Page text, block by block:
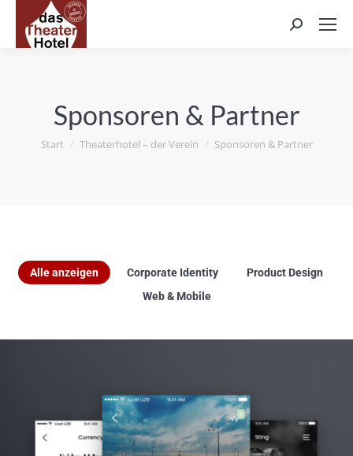
Search:
Sponsoren & Partner
Sie befinden sich hier:
Start Theaterhotel – der Verein Sponsoren & Partner
Alle anzeigen Corporate Identity
Product Design
Web & Mobile